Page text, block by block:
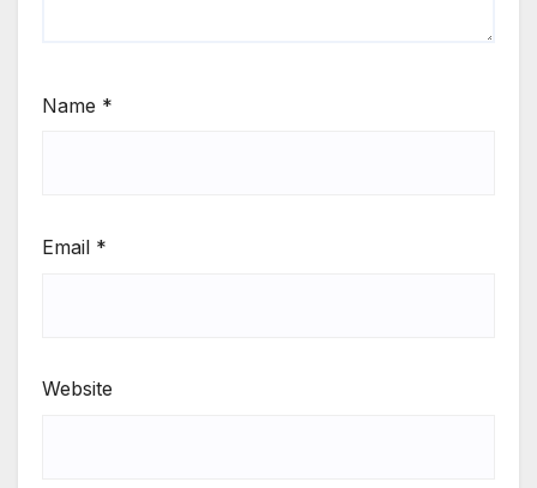
Name *
Email *
Website